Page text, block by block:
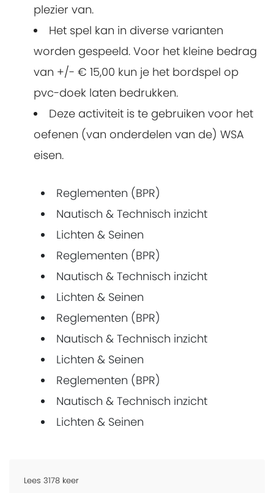
plezier van.
Het spel kan in diverse varianten
worden gespeeld. Voor het kleine bedrag
van +/- € 15,00 kun je het bordspel op
pvc-doek laten bedrukken.
Deze activiteit is te gebruiken voor het
oefenen (van onderdelen van de) WSA
eisen.
Reglementen (BPR)
Nautisch & Technisch inzicht
Lichten & Seinen
Reglementen (BPR)
Nautisch & Technisch inzicht
Lichten & Seinen
Reglementen (BPR)
Nautisch & Technisch inzicht
Lichten & Seinen
Reglementen (BPR)
Nautisch & Technisch inzicht
Lichten & Seinen
Lees 3178 keer